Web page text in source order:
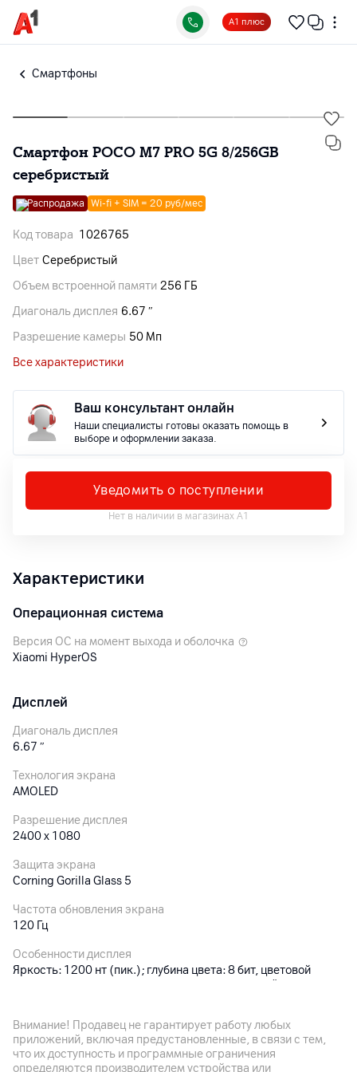
А1 плюс
Смартфоны
Смартфон POCO M7 PRO 5G 8/256GB
серебристый
Распродажа Wi-fi + SIM = 20 руб/мес
Код товара 1026765
Цвет Серебристый
Объем встроенной памяти 256 ГБ
Диагональ дисплея 6.67 ″
Разрешение камеры 50 Мп
Все характеристики
Ваш консультант онлайн
Наши специалисты готовы оказать помощь в
выборе и оформлении заказа.
Уведомить о поступлении
Нет в наличии в магазинах А1
Характеристики
Операционная система
Версия ОС на момент выхода и оболочка
Xiaomi HyperOS
Дисплей
Диагональ дисплея
6.67 ″
Технология экрана
AMOLED
Разрешение дисплея
2400 x 1080
Защита экрана
Corning Gorilla Glass 5
Частота обновления экрана
120 Гц
Особенности дисплея
Яркость: 1200 нт (пик.); глубина цвета: 8 бит, цветовой
Free, TÜV Rheinland Circadian Friendly), технология касания
мокрыми пальцами
Внимание! Продавец не гарантирует работу любых
приложений, включая предустановленные, в связи с тем,
что их доступность и программные ограничения
определяются производителем устройства или